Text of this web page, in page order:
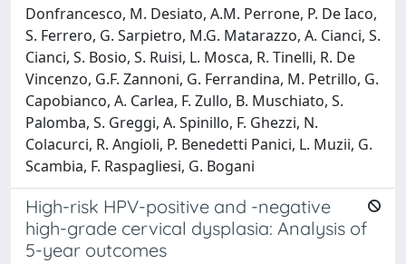
Donfrancesco, M. Desiato, A.M. Perrone, P. De Iaco,
S. Ferrero, G. Sarpietro, M.G. Matarazzo, A. Cianci, S.
Cianci, S. Bosio, S. Ruisi, L. Mosca, R. Tinelli, R. De
Vincenzo, G.F. Zannoni, G. Ferrandina, M. Petrillo, G.
Capobianco, A. Carlea, F. Zullo, B. Muschiato, S.
Palomba, S. Greggi, A. Spinillo, F. Ghezzi, N.
Colacurci, R. Angioli, P. Benedetti Panici, L. Muzii, G.
Scambia, F. Raspagliesi, G. Bogani
High-risk HPV-positive and -negative
high-grade cervical dysplasia: Analysis of
5-year outcomes